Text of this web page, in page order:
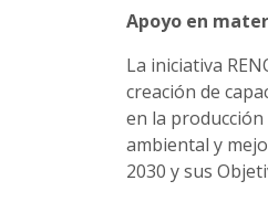
Apoyo en
La iniciativa
creación de
en la
ambiental y
2030 y sus